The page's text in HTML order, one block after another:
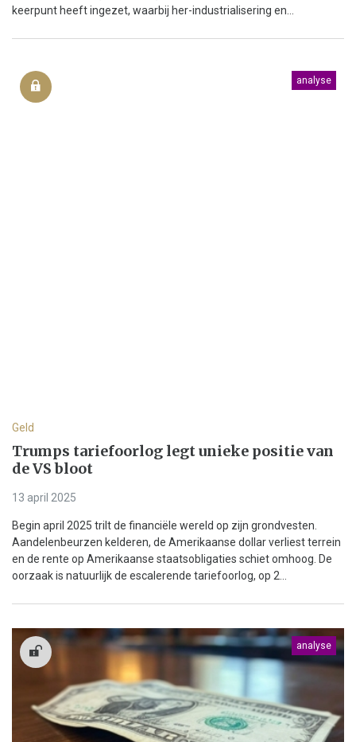
keerpunt heeft ingezet, waarbij her-industrialisering en...
analyse
Geld
Trumps tariefoorlog legt unieke positie van
de VS bloot
13 april 2025
Begin april 2025 trilt de financiële wereld op zijn grondvesten.
Aandelenbeurzen kelderen, de Amerikaanse dollar verliest terrein
en de rente op Amerikaanse staatsobligaties schiet omhoog. De
oorzaak is natuurlijk de escalerende tariefoorlog, op 2...
analyse